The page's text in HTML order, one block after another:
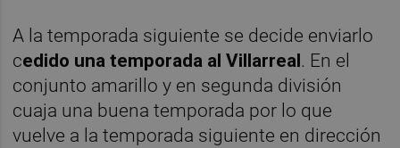
A la temporada siguiente se decide enviarlo
cedido una temporada al Villarreal. En el
conjunto amarillo y en segunda división
cuaja una buena temporada por lo que
vuelve a la temporada siguiente en dirección